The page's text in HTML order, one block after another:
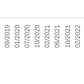
09/2019 01/2020 07/2020 10/2020 02/2021 06/2021 10/2021 02/2022